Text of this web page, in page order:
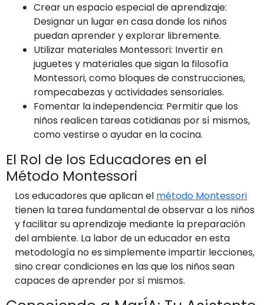
Crear un espacio especial de aprendizaje:
Designar un lugar en casa donde los niños
puedan aprender y explorar libremente.
Utilizar materiales Montessori: Invertir en
juguetes y materiales que sigan la filosofía
Montessori, como bloques de construcciones,
rompecabezas y actividades sensoriales.
Fomentar la independencia: Permitir que los
niños realicen tareas cotidianas por sí mismos,
como vestirse o ayudar en la cocina.
El Rol de los Educadores en el
Método Montessori
Los educadores que aplican el método Montessori
tienen la tarea fundamental de observar a los niños
y facilitar su aprendizaje mediante la preparación
del ambiente. La labor de un educador en esta
metodología no es simplemente impartir lecciones,
sino crear condiciones en las que los niños sean
capaces de aprender por sí mismos.